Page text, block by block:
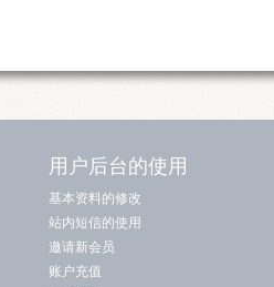
用户后台的使用
基本资料的修改
站内短信的使用
邀请新会员
账户充值